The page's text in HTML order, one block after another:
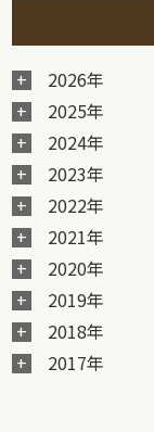
2026年
2025年
2024年
2023年
2022年
2021年
2020年
2019年
2018年
2017年